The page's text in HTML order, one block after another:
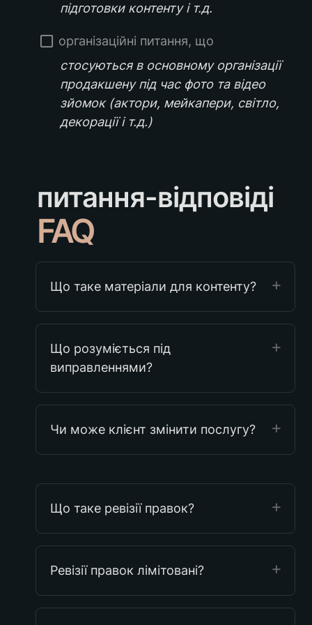
підготовки контенту і т.д.
організаційні питання, що
стосуються в основному організації
продакшену під час фото та відео
зйомок (актори, мейкапери, світло,
декорації і т.д.)
питання-відповіді
FAQ
Що таке матеріали для контенту?
Що розуміється під
виправленнями?
Чи може клієнт змінити послугу?
Що таке ревізії правок?
Ревізії правок лімітовані?